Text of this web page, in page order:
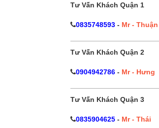
Tư Vấn Khách Quận 1
0835748593- Mr - Thuận
Tư Vấn Khách Quận 2
0904942786- Mr - Hưng
Tư Vấn Khách Quận 3
0835904625- Mr - Thái